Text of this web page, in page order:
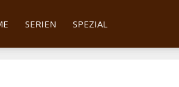
SERIEN SPEZIAL